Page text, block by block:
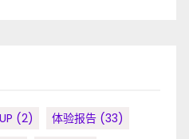
(2) 体验报告 (33)